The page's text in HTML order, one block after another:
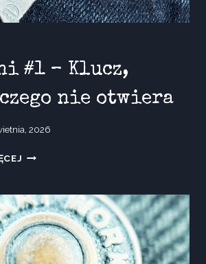
#1 – Klucz,
nie otwiera
2026
–
KLUCZ,
KTÓRY
NICZEGO
NIE